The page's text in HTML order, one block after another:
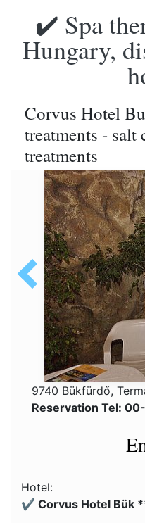
✔️ Spa
Hungary,
Corvus Hotel
treatments - salt
treatments
9740 Bükfürdő,
Reservation Tel:
Hotel:
✔️ Corvus Hotel Bük